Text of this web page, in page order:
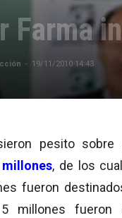
Farma
- 19/11/2010 14:43
pesito sobre
millones, de los
fueron
millones fueron